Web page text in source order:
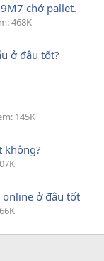
chở pallet.
468K
ở đâu tốt?
145K
không?
online ở đâu tốt